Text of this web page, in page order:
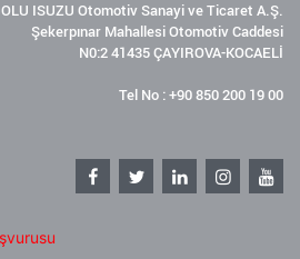
ISUZU Otomotiv Sanayi ve Ticaret A.Ş.
Şekerpınar Mahallesi Otomotiv Caddesi
N0:2 41435 ÇAYIROVA-KOCAELİ
Tel No : +90 850 200 19 00